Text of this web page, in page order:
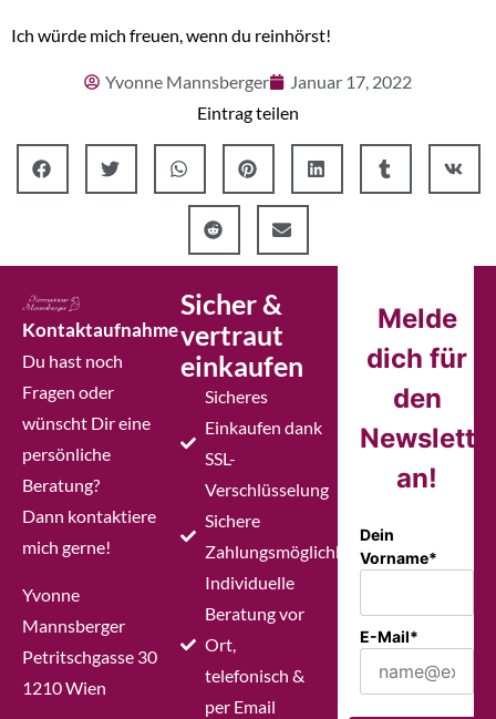
Ich würde mich freuen, wenn du reinhörst!
Yvonne Mannsberger
Januar 17, 2022
Eintrag teilen
Kontaktaufnahme
Du hast noch
Fragen oder
wünscht Dir eine
persönliche
Beratung?
Dann kontaktiere
mich gerne!
Yvonne
Mannsberger
Petritschgasse 30
1210 Wien
Sicher &
vertraut
einkaufen
Sicheres
Einkaufen dank
SSL-
Verschlüsselung
Sichere
Zahlungsmöglichkeiten
Individuelle
Beratung vor
Ort,
telefonisch &
per Email
Melde
dich für
den
an!
Dein
Vorname*
E-Mail*